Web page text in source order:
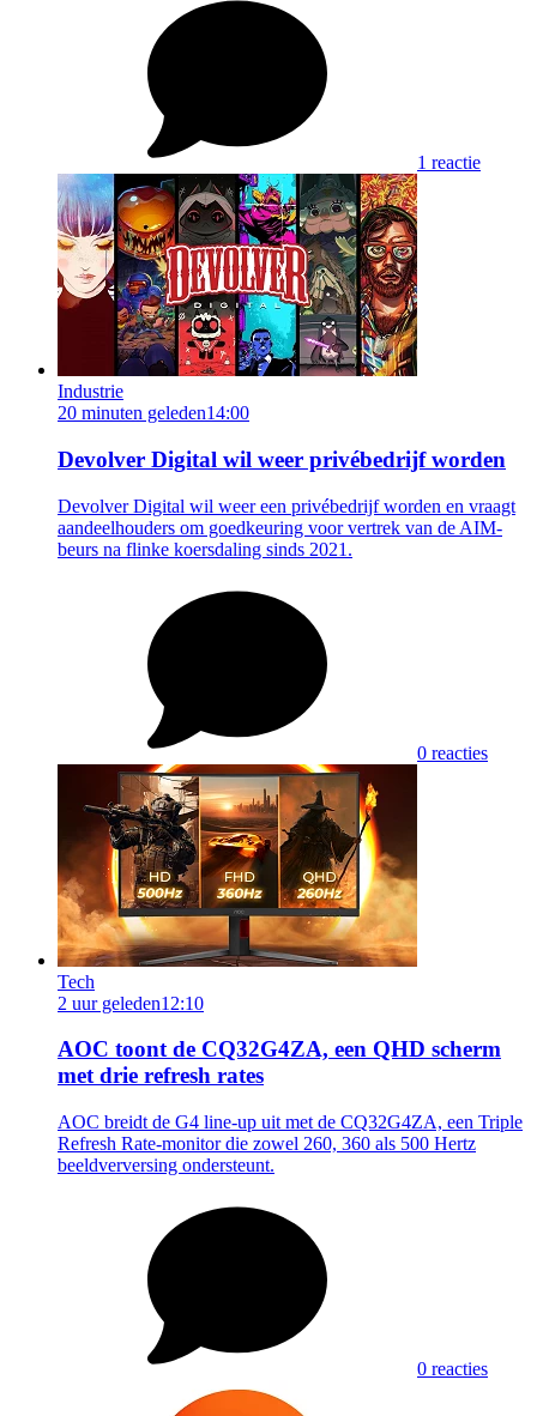
1 reactie
Industrie
20 minuten geleden14:00
Devolver Digital wil weer privébedrijf worden
Devolver Digital wil weer een privébedrijf worden en vraagt
aandeelhouders om goedkeuring voor vertrek van de AIM-
beurs na flinke koersdaling sinds 2021.
0 reacties
Tech
2 uur geleden12:10
AOC toont de CQ32G4ZA, een QHD scherm
met drie refresh rates
AOC breidt de G4 line-up uit met de CQ32G4ZA, een Triple
Refresh Rate-monitor die zowel 260, 360 als 500 Hertz
beeldverversing ondersteunt.
0 reacties